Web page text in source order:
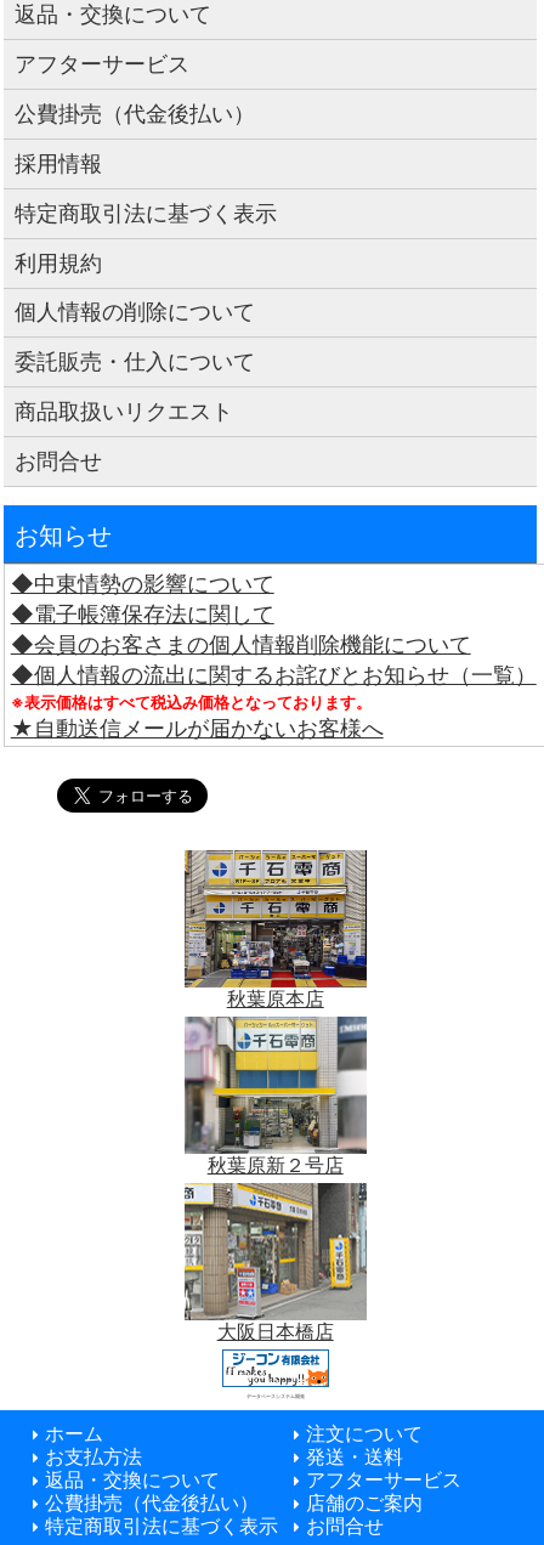
返品・交換について
アフターサービス
公費掛売（代金後払い）
採用情報
特定商取引法に基づく表示
利用規約
個人情報の削除について
委託販売・仕入について
商品取扱いリクエスト
お問合せ
お知らせ
◆中東情勢の影響について
◆電子帳簿保存法に関して
◆会員のお客さまの個人情報削除機能について
◆個人情報の流出に関するお詫びとお知らせ（一覧）
※表示価格はすべて税込み価格となっております。
★自動送信メールが届かないお客様へ
秋葉原本店
秋葉原新２号店
大阪日本橋店
データベースシステム開発
ホーム
注文について
お支払方法
発送・送料
返品・交換について
アフターサービス
公費掛売（代金後払い）
店舗のご案内
特定商取引法に基づく表示
お問合せ